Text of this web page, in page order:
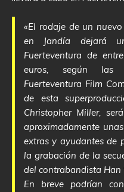
«El rodaje de un
en Jandía dejará
Fuerteventura de
euros, según las
Fuerteventura Film
de esta
Christopher Miller,
aproximadamente
extras y ayudantes de
la grabación de la
del contrabandista Han
En breve podrían